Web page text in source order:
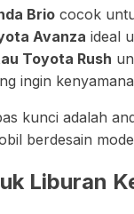
Brio cocok
Avanza ideal
Toyota Rush
ingin
kunci adalah
berdesain
Liburan